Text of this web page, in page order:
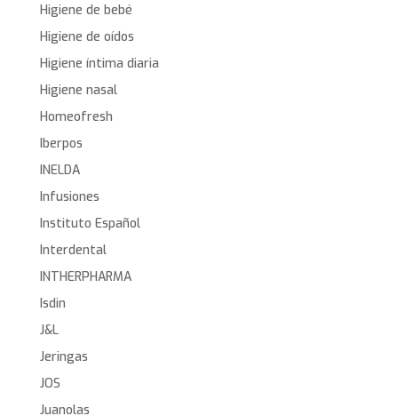
Higiene de bebé
Higiene de oídos
Higiene íntima diaria
Higiene nasal
Homeofresh
Iberpos
INELDA
Infusiones
Instituto Español
Interdental
INTHERPHARMA
Isdin
J&L
Jeringas
JOS
Juanolas